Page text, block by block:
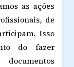
as ações
de
Isso
do fazer